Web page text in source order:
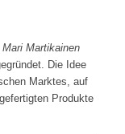
Mari Martikainen
Die Idee
Marktes, auf
Produkte